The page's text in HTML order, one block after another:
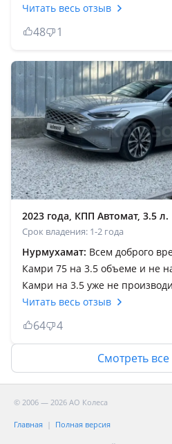
словом, на ней надо ездить.
максимального комфорта.
двигатель с полным
зимой. На скользкой дороге
там, где не проедут ни
машины. У кого есть деньги
пожалеет. Армандап жүрген
елімізді тіл-көзден сақтасын
Читать весь отзыв
48 1
2023 года, КПП Автомат, 3.5 л.
Срок владения: 1-2 года
Нурмухамат: Всем доброго
Камри 75 на 3.5 объеме и не
Камри на 3.5 уже не
пробовать Кия к 8 на 3.5
сравнится с Камри она
Хочу рассказать как есть без
огонь по трассе не едит, а
как на самолете. Очень
машина. На трассе нет
объяснимо нужно по
Читать весь отзыв
64 4
Смотреть
© 2006 — 2026 АО Колеса
Главная Полная версия